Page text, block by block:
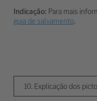
Indicação: Para mais
guia de salvamento.
10. Explicação dos